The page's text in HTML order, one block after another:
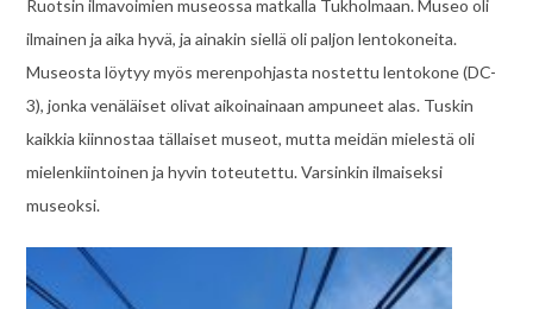
Ruotsin ilmavoimien museossa matkalla Tukholmaan. Museo oli
ilmainen ja aika hyvä, ja ainakin siellä oli paljon lentokoneita.
Museosta löytyy myös merenpohjasta nostettu lentokone (DC-
3), jonka venäläiset olivat aikoinainaan ampuneet alas. Tuskin
kaikkia kiinnostaa tällaiset museot, mutta meidän mielestä oli
mielenkiintoinen ja hyvin toteutettu. Varsinkin ilmaiseksi
museoksi.